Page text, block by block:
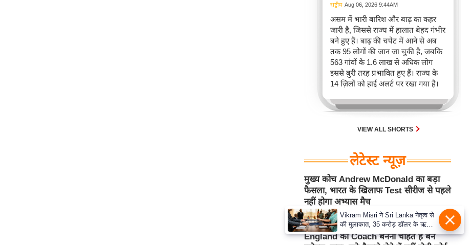
राष्ट्रीय Aug 06, 2026 9:44AM
असम में भारी बारिश और बाढ़ का कहर
जारी है, जिससे राज्य में हालात बेहद गंभीर
बने हुए हैं। बाढ़ की चपेट में आने से अब
तक 95 लोगों की जान जा चुकी है, जबकि
563 गांवों के 1.6 लाख से अधिक लोग
इससे बुरी तरह प्रभावित हुए हैं। राज्य के
14 ज़िलों को हाई अलर्ट पर रखा गया है।
VIEW ALL SHORTS
लेटेस्ट न्यूज़
मुख्य कोच Andrew McDonald का बड़ा
फैसला, भारत के खिलाफ Test सीरीज से पहले
नहीं होगा अभ्यास मैच
Aug 06, 2026 10:23AM क्रिकेट
England का Coach बनना चाहते हैं बेन
Vikram Misri ने Sri Lanka नेतृत्व से
की मुलाकात, 35 करोड़ डॉलर के ऋण
समझौते का हुआ आदान-प्रदान